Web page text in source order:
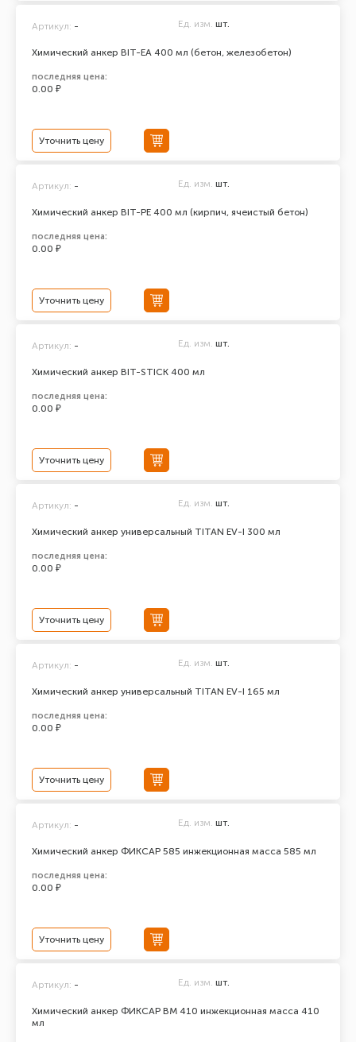
Химический анкер BIT-EA 400 мл (бетон, железобетон)
Артикул: - Ед. изм. шт.
последняя цена:
0.00 ₽
Уточнить цену
Химический анкер BIT-PE 400 мл (кирпич, ячеистый бетон)
Артикул: - Ед. изм. шт.
последняя цена:
0.00 ₽
Уточнить цену
Химический анкер BIT-STICK 400 мл
Артикул: - Ед. изм. шт.
последняя цена:
0.00 ₽
Уточнить цену
Химический анкер универсальный TITAN EV-I 300 мл
Артикул: - Ед. изм. шт.
последняя цена:
0.00 ₽
Уточнить цену
Химический анкер универсальный TITAN EV-I 165 мл
Артикул: - Ед. изм. шт.
последняя цена:
0.00 ₽
Уточнить цену
Химический анкер ФИКСАР 585 инжекционная масса 585 мл
Артикул: - Ед. изм. шт.
последняя цена:
0.00 ₽
Уточнить цену
Химический анкер ФИКСАР ВМ 410 инжекционная масса 410
мл
Артикул: - Ед. изм. шт.